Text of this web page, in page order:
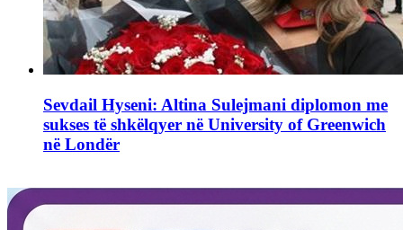
Sevdail Hyseni: Altina Sulejmani diplomon me
sukses të shkëlqyer në University of Greenwich
në Londër